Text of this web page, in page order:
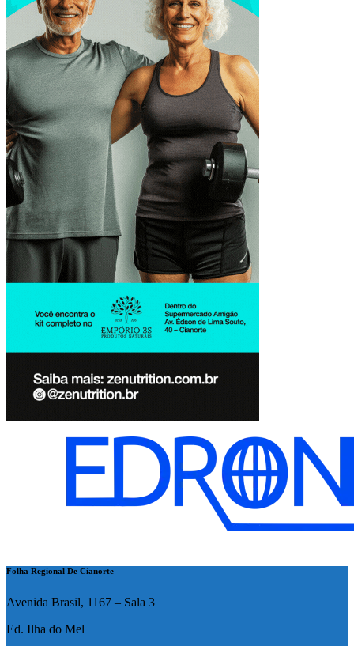
Folha Regional De Cianorte
Avenida Brasil, 1167 – Sala 3
Ed. Ilha do Mel